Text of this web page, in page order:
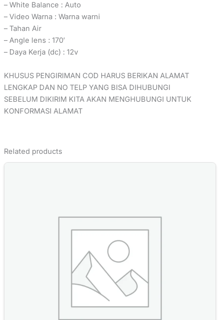
– White Balance : Auto
– Video Warna : Warna warni
– Tahan Air
– Angle lens : 170′
– Daya Kerja (dc) : 12v
KHUSUS PENGIRIMAN COD HARUS BERIKAN ALAMAT
LENGKAP DAN NO TELP YANG BISA DIHUBUNGI
SEBELUM DIKIRIM KITA AKAN MENGHUBUNGI UNTUK
KONFORMASI ALAMAT
Related products